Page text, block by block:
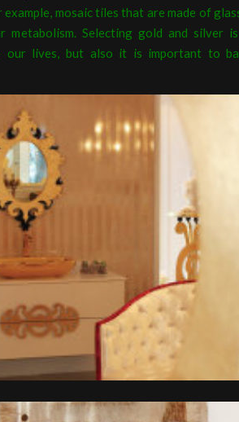
mosaic tiles that are made of
Selecting gold and silver
lives, but also it is important to